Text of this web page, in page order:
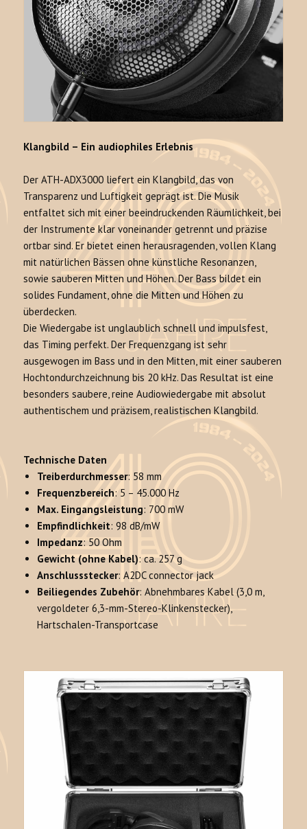
Klangbild – Ein audiophiles Erlebnis
Der ATH-ADX3000 liefert ein Klangbild, das von
Transparenz und Luftigkeit geprägt ist. Die Musik
entfaltet sich mit einer beeindruckenden Räumlichkeit, bei
der Instrumente klar voneinander getrennt und präzise
ortbar sind. Er bietet einen herausragenden, vollen Klang
mit natürlichen Bässen ohne künstliche Resonanzen,
sowie sauberen Mitten und Höhen. Der Bass bildet ein
solides Fundament, ohne die Mitten und Höhen zu
überdecken.
Die Wiedergabe ist unglaublich schnell und impulsfest,
das Timing perfekt. Der Frequenzgang ist sehr
ausgewogen im Bass und in den Mitten, mit einer sauberen
Hochtondurchzeichnung bis 20 kHz. Das Resultat ist eine
besonders saubere, reine Audiowiedergabe mit absolut
authentischem und präzisem, realistischen Klangbild.
Technische Daten
Treiberdurchmesser: 58 mm
Frequenzbereich: 5 – 45.000 Hz
Max. Eingangsleistung: 700 mW
Empfindlichkeit: 98 dB/mW
Impedanz: 50 Ohm
Gewicht (ohne Kabel): ca. 257 g
Anschlussstecker: A2DC connector jack
Beiliegendes Zubehör: Abnehmbares Kabel (3,0 m,
vergoldeter 6,3-mm-Stereo-Klinkenstecker),
Hartschalen-Transportcase